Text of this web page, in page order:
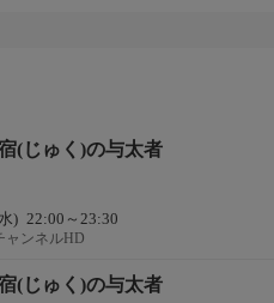
(じゅく)の与太者
) 22:00～23:30
ャンネルHD
(じゅく)の与太者